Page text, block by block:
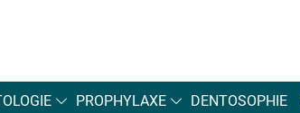
PROPHYLAXE DENTOSOPHIE